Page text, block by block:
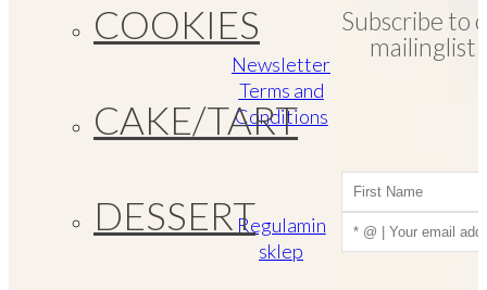
COOKIES
CAKE/TART
DESSERT
Newsletter
Terms and
Conditions
Regulamin
sklep
Subscribe to
mailinglist!